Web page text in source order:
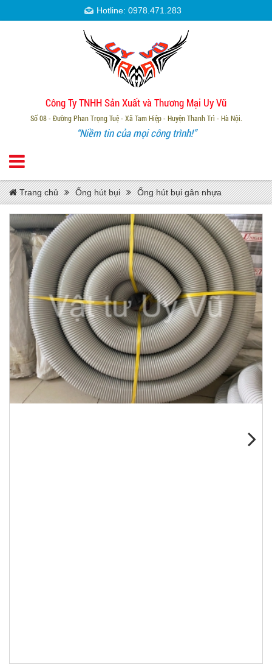
Hotline: 0978.471.283
Công Ty TNHH Sản Xuất và Thương Mại Uy Vũ
Số 08 - Đường Phan Trọng Tuệ - Xã Tam Hiệp - Huyện Thanh Trì - Hà Nội.
“Niềm tin của mọi công trình!”
Trang chủ Ống hút bụi Ống hút bụi gân nhựa